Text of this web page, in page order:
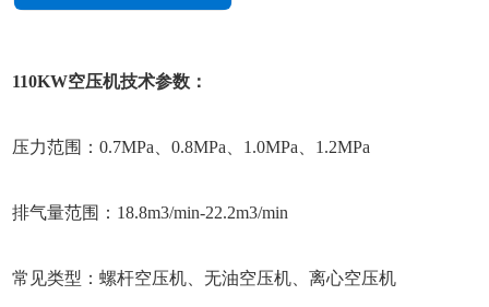
110KW空压机技术参数：
压力范围：0.7MPa、0.8MPa、1.0MPa、1.2MPa
排气量范围：18.8m3/min-22.2m3/min
常见类型：螺杆空压机、无油空压机、离心空压机